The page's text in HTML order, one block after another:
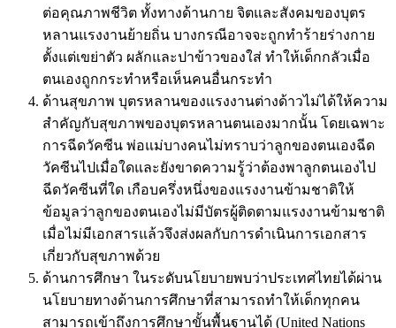
ต่อคุณภาพชีวิต ทั้งทางด้านกาย จิตและสังคมของบุตร
หลานแรงงานย้ายถิ่น บางกรณีอาจจะถูกทำร้ายร่างกาย
ตั้งแต่เขย่าตัว ผลักและปาข้าวของใส่ ทำให้เด็กกลัวเมื่อ
ตนเองถูกกระทำหรือเห็นคนอื่นกระทำ
ด้านสุขภาพ บุตรหลานของแรงงานต่างด้าวไม่ได้ให้ความ
สำคัญกับสุขภาพของบุตรหลานตนเองมากนั้น โดยเฉพาะ
การฉีดวัคซีน พ่อแม่บางคนไม่ทราบว่าลูกของตนเองฉีด
วัคซีนไปเมื่อใดและยังขาดความรู้ว่าต้องพาลูกตนเองไป
ฉีดวัคซีนที่ใด เกือบครึ่งหนึ่งของแรงงานข้ามชาติให้
ข้อมูลว่าลูกของตนเองไม่มีบัตรผู้ติดตามแรงงานข้ามชาติ
เมื่อไม่มีเอกสารแล้วจึงส่งผลกับการดำเนินการเอกสาร
เกี่ยวกับสุขภาพด้วย
ด้านการศึกษา ในระดับนโยบายพบว่าประเทศไทยได้ผ่าน
นโยบายทางด้านการศึกษาที่สามารถทําให้เด็กทุกคน
สามารถเข้าถึงการศึกษาขั้นพื้นฐานได้ (United Nations